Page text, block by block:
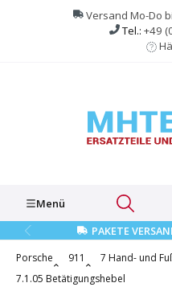
springen
Versand Mo-Do
Tel.: +49
Menü
PAKETE
Porsche 911
7 Hand- und
7.1.05 Betätigungshebel